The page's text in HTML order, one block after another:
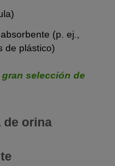
(p. ej.,
de plástico)
gran selección de
de orina
el arenero limpio,